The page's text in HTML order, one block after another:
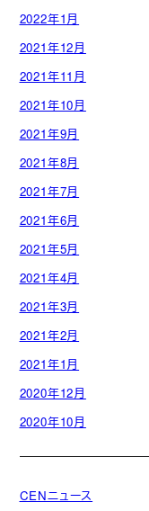
2022年1月
2021年12月
2021年11月
2021年10月
2021年9月
2021年8月
2021年7月
2021年6月
2021年5月
2021年4月
2021年3月
2021年2月
2021年1月
2020年12月
2020年10月
CENニュース